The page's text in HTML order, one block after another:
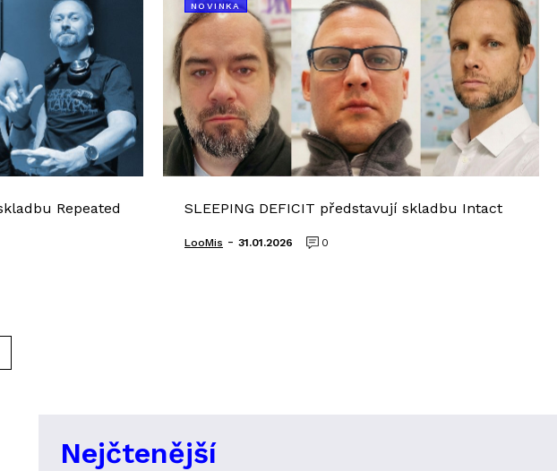
Repeated
NOVINKA
SLEEPING DEFICIT představují skladbu Intact
LooMis - 31.01.2026 0
Nejčtenější